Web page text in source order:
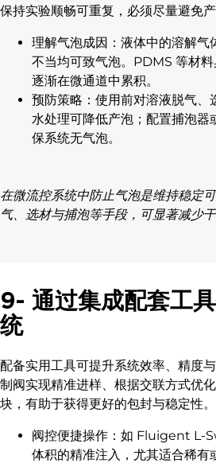
保持实验顺畅可重复，必须尽量避免
理解气泡成因：液体中的溶解气
不当均可致气泡。PDMS 等材
逐渐在微通道中累积。
预防策略：使用前对溶液脱气、
水处理可降低产泡；配置捕泡器
保系统无气泡。
在微流控系统中防止气泡是维持稳定
气、选材与捕泡等手段，可显著减少
9- 通过集成配套工
统
配备实用工具可提升系统效率、精度
制阀实现精准进样、根据交联方式优
块，有助于获得更好的包封与稳定性。
阀控便捷操作：如 Fluigent L-
体积的精准注入，尤其适合稀有